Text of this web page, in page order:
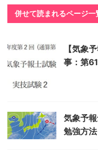
併せて読まれるページ一
【気象
事：第
気象予
勉強方